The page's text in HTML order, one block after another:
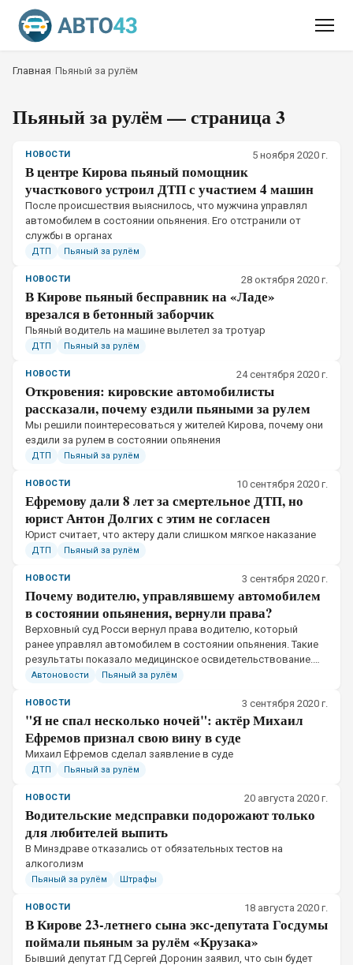
Главная Пьяный за рулём
Пьяный за рулём— страница 3
НОВОСТИ 5 ноября 2020 г.
В центре Кирова пьяный помощник
участкового устроил ДТП с участием 4 машин
​После происшествия выяснилось, что мужчина управлял
автомобилем в состоянии опьянения. Его отстранили от
службы в органах
ДТП Пьяный за рулём
НОВОСТИ 28 октября 2020 г.
В Кирове пьяный бесправник на «Ладе»
врезался в бетонный заборчик
​Пьяный водитель на машине вылетел за тротуар
ДТП Пьяный за рулём
НОВОСТИ 24 сентября 2020 г.
Откровения: кировские автомобилисты
рассказали, почему ездили пьяными за рулем
​Мы решили поинтересоваться у жителей Кирова, почему они
ездили за рулем в состоянии опьянения
ДТП Пьяный за рулём
НОВОСТИ 10 сентября 2020 г.
Ефремову дали 8 лет за смертельное ДТП, но
юрист Антон Долгих с этим не согласен
​Юрист считает, что актеру дали слишком мягкое наказание
ДТП Пьяный за рулём
НОВОСТИ 3 сентября 2020 г.
Почему водителю, управлявшему автомобилем
в состоянии опьянения, вернули права?
​Верховный суд Росси вернул права водителю, который
ранее управлял автомобилем в состоянии опьянения. Такие
результаты показало медицинское освидетельствование.
Также ВС разъяснил, почему водительское удостоверение
Автоновости Пьяный за рулём
НОВОСТИ 3 сентября 2020 г.
"Я не спал несколько ночей": актёр Михаил
Ефремов признал свою вину в суде
​Михаил Ефремов сделал заявление в суде
ДТП Пьяный за рулём
НОВОСТИ 20 августа 2020 г.
Водительские медсправки подорожают только
для любителей выпить
​В Минздраве отказались от обязательных тестов на
алкоголизм
Пьяный за рулём Штрафы
НОВОСТИ 18 августа 2020 г.
В Кирове 23-летнего сына экс-депутата Госдумы
поймали пьяным за рулём «Крузака»
​Бывший депутат ГД Сергей Доронин заявил, что сын будет